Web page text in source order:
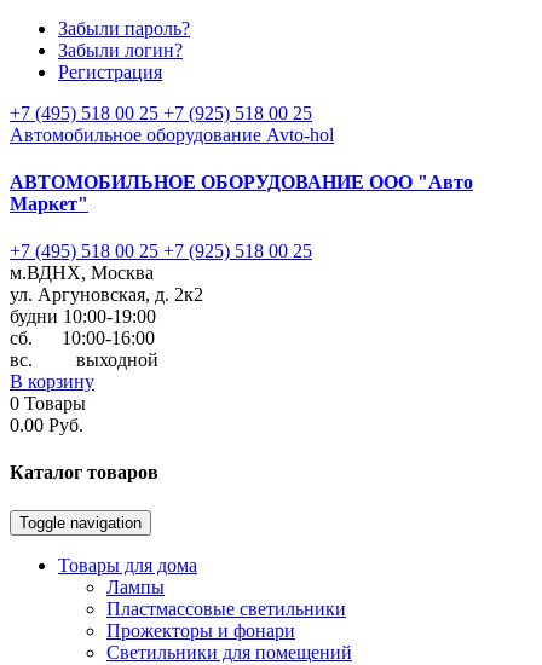
Забыли пароль?
Забыли логин?
Регистрация
+7 (495) 518 00 25 +7 (925) 518 00 25
Автомобильное оборудование Avto-hol
АВТОМОБИЛЬНОЕ ОБОРУДОВАНИЕ ООО "Авто
Маркет"
+7 (495) 518 00 25 +7 (925) 518 00 25
м.ВДНХ, Москва
ул. Аргуновская, д. 2к2
будни 10:00-19:00
cб. 10:00-16:00
вс. выходной
В корзину
0 Товары
0.00 Руб.
Каталог товаров
Toggle navigation
Товары для дома
Лампы
Пластмассовые светильники
Прожекторы и фонари
Светильники для помещений